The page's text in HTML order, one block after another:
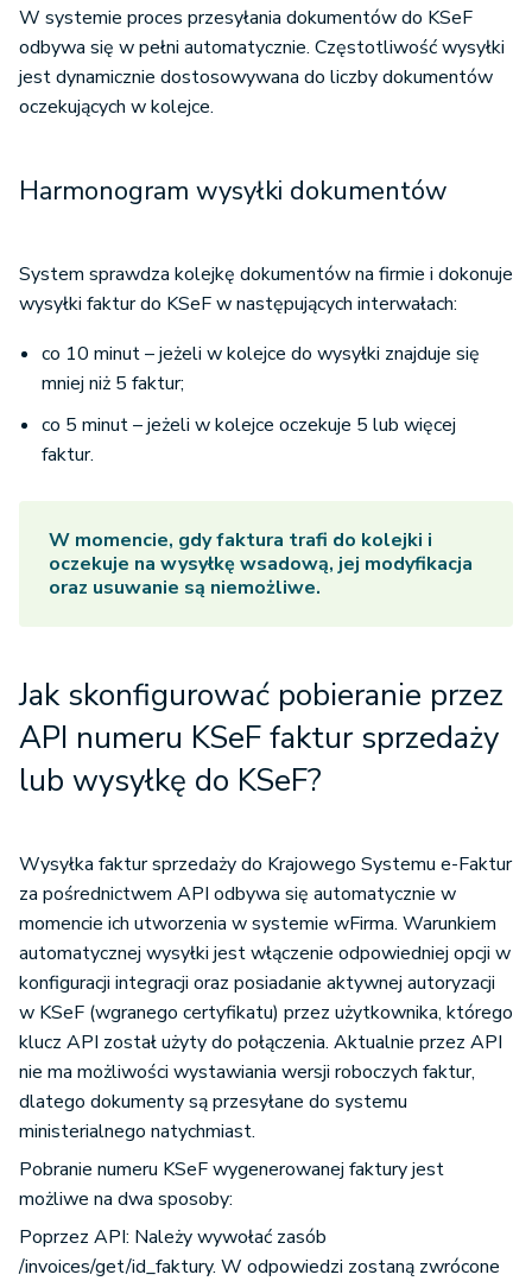
W systemie proces przesyłania dokumentów do KSeF
odbywa się w pełni automatycznie. Częstotliwość wysyłki
jest dynamicznie dostosowywana do liczby dokumentów
oczekujących w kolejce.
Harmonogram wysyłki dokumentów
System sprawdza kolejkę dokumentów na firmie i dokonuje
wysyłki faktur do KSeF w następujących interwałach:
co 10 minut – jeżeli w kolejce do wysyłki znajduje się
mniej niż 5 faktur;
co 5 minut – jeżeli w kolejce oczekuje 5 lub więcej
faktur.
W momencie, gdy faktura trafi do kolejki i
oczekuje na wysyłkę wsadową, jej modyfikacja
oraz usuwanie są niemożliwe.
Jak skonfigurować pobieranie przez
API numeru KSeF faktur sprzedaży
lub wysyłkę do KSeF?
Wysyłka faktur sprzedaży do Krajowego Systemu e-Faktur
za pośrednictwem API odbywa się automatycznie w
momencie ich utworzenia w systemie wFirma. Warunkiem
automatycznej wysyłki jest włączenie odpowiedniej opcji w
konfiguracji integracji oraz posiadanie aktywnej autoryzacji
w KSeF (wgranego certyfikatu) przez użytkownika, którego
klucz API został użyty do połączenia. Aktualnie przez API
nie ma możliwości wystawiania wersji roboczych faktur,
dlatego dokumenty są przesyłane do systemu
ministerialnego natychmiast.
Pobranie numeru KSeF wygenerowanej faktury jest
możliwe na dwa sposoby:
Poprzez API: Należy wywołać zasób
/invoices/get/id_faktury. W odpowiedzi zostaną zwrócone